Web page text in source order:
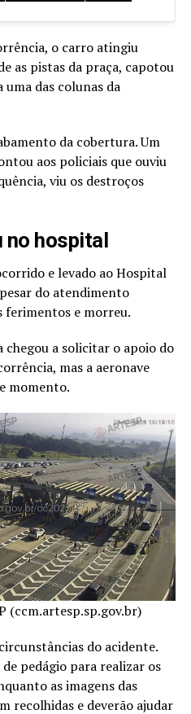
o carro atingiu
as pistas da praça, capotou
das colunas da
da cobertura. Um
aos policiais que ouviu
viu os destroços
no hospital
e levado ao Hospital
do atendimento
ferimentos e morreu.
a solicitar o apoio do
mas a aeronave
momento.
(ccm.artesp.sp.gov.br)
do acidente.
pedágio para realizar os
as imagens das
recolhidas e deverão ajudar